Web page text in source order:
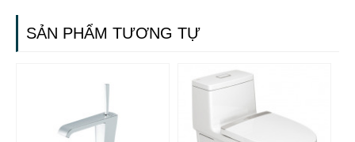
SẢN PHẨM TƯƠNG TỰ